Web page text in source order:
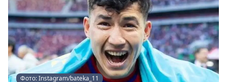
Фото: Instagram/bateka_11